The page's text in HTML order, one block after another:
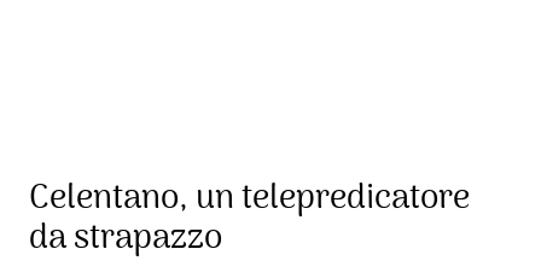
Celentano, un telepredicatore
da strapazzo